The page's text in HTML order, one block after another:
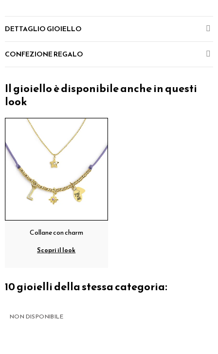
DETTAGLIO GIOIELLO
CONFEZIONE REGALO
Il gioiello è disponibile anche in questi
look
Collane con charm
Scopri il look
10 gioielli della stessa categoria:
NON DISPONIBILE